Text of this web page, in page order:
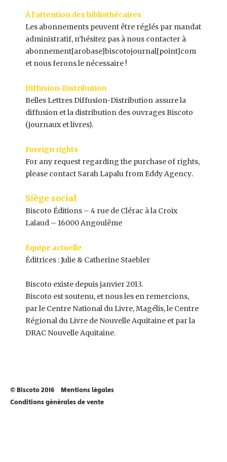
À l’attention des bibliothécaires
Les abonnements peuvent être réglés par mandat
administratif, n’hésitez pas à nous contacter à
abonnement[arobase]biscotojournal[point]com
et nous ferons le nécessaire !
Diffusion-Distribution
Belles Lettres Diffusion-Distribution assure la
diffusion et la distribution des ouvrages Biscoto
(journaux et livres).
Foreign rights
For any request regarding the purchase of rights,
please contact Sarah Lapalu from Eddy Agency.
Siège social
Biscoto Éditions – 4 rue de Clérac à la Croix
Lalaud – 16000 Angoulême
Équipe actuelle
Éditrices : Julie & Catherine Staebler
Biscoto existe depuis janvier 2013.
Biscoto est soutenu, et nous les en remercions,
par le Centre National du Livre, Magélis, le Centre
Régional du Livre de Nouvelle Aquitaine et par la
DRAC Nouvelle Aquitaine.
© Biscoto 2016
Mentions légales
Conditions générales de vente